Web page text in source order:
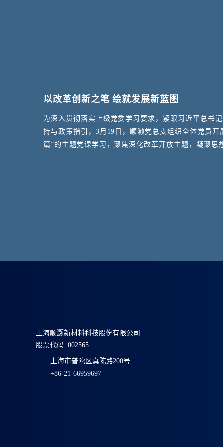
以改革创新之笔 绘就发展新蓝图
为深入贯彻落实上级党委学习要求，紧跟习近平总书
持与政策指引，3月19日，顺灏党总支组织全体党员开
篇”的主题党课学习，聚焦深化改革开放主题，凝聚思
上海顺灏新材料科技股份有限公司
股票代码 002565
上海市普陀区真陈路200号
+86-21-66959697